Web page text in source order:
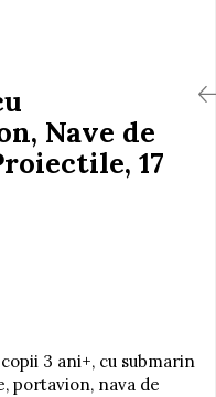
Nave de
17
3 ani+, cu submarin
portavion, nava de